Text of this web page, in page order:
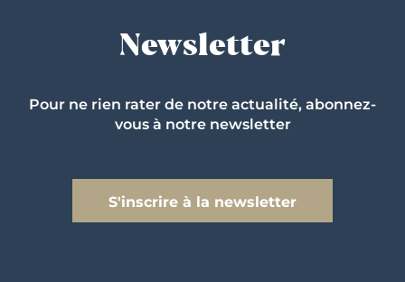
Newsletter
Pour ne rien rater de notre actualité, abonnez-
vous à notre newsletter
S'inscrire à la newsletter